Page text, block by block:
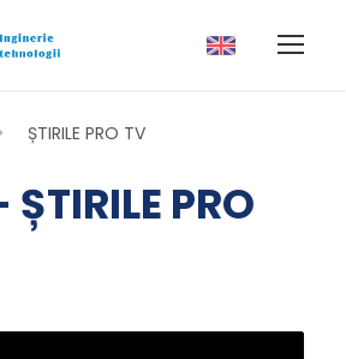
ȘTIRILE PRO TV
PRO